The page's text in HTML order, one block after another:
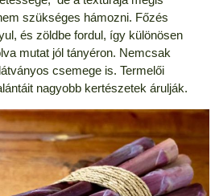
szükséges hámozni. Főzés
és zöldbe fordul, így különösen
mutat jól tányéron. Nemcsak
csemege is. Termelői
nagyobb kertészetek árulják.